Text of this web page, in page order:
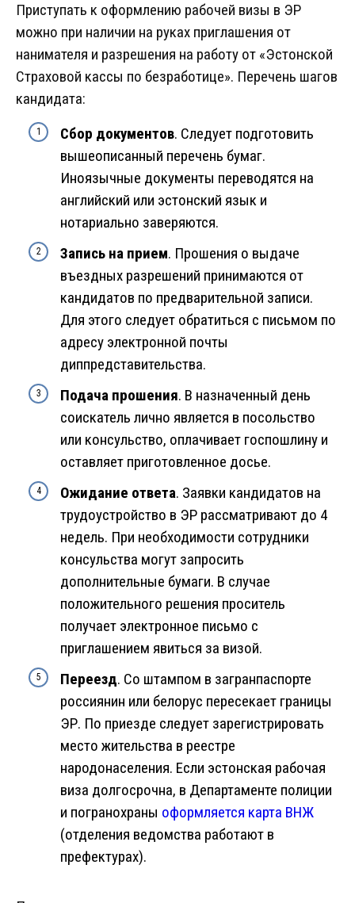
Приступать к оформлению рабочей визы в ЭР
можно при наличии на руках приглашения от
нанимателя и разрешения на работу от «Эстонской
Страховой кассы по безработице». Перечень шагов
кандидата:
Сбор документов. Следует подготовить
вышеописанный перечень бумаг.
Иноязычные документы переводятся на
английский или эстонский язык и
нотариально заверяются.
Запись на прием. Прошения о выдаче
въездных разрешений принимаются от
кандидатов по предварительной записи.
Для этого следует обратиться с письмом по
адресу электронной почты
диппредставительства.
Подача прошения. В назначенный день
соискатель лично является в посольство
или консульство, оплачивает госпошлину и
оставляет приготовленное досье.
Ожидание ответа. Заявки кандидатов на
трудоустройство в ЭР рассматривают до 4
недель. При необходимости сотрудники
консульства могут запросить
дополнительные бумаги. В случае
положительного решения проситель
получает электронное письмо с
приглашением явиться за визой.
Переезд. Со штампом в загранпаспорте
россиянин или белорус пересекает границы
ЭР. По приезде следует зарегистрировать
место жительства в реестре
народонаселения. Если эстонская рабочая
виза долгосрочна, в Департаменте полиции
и погранохраны оформляется карта ВНЖ
(отделения ведомства работают в
префектурах).